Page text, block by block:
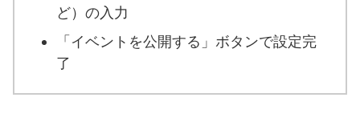
ど）の入力
「イベントを公開する」ボタンで設定完
了